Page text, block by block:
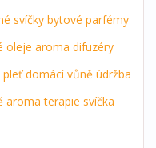
svíčky bytové parfémy
oleje aroma difuzéry
pleť domácí vůně údržba
aroma terapie svíčka